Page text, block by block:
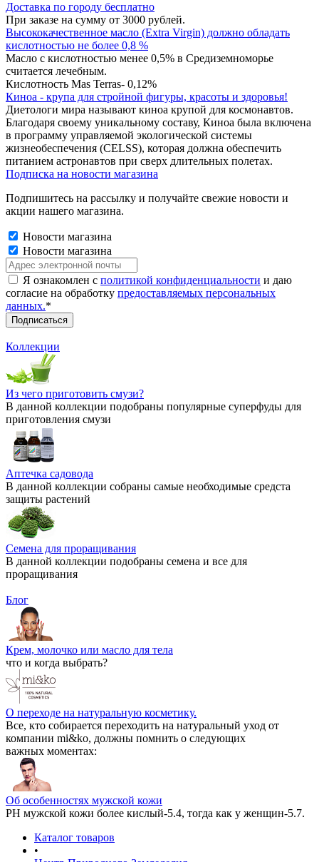
Доставка по городу бесплатно
При заказе на сумму от 3000 рублей.
Высококачественное масло (Extra Virgin) должно обладать
кислотностью не более 0,8 %
Масло с кислотностью менее 0,5% в Средиземноморье
считается лечебным.
Кислотность Mas Terras- 0,12%
Киноа - крупа для стройной фигуры, красоты и здоровья!
Диетологи мира называют киноа крупой для космонавтов.
Благодаря своему уникальному составу, Киноа была включена
в программу управляемой экологической системы
жизнеобеспечения (CELSS), которая должна обеспечить
питанием астронавтов при сверх длительных полетах.
Подписка на новости магазина
Подпишитесь на рассылку и получайте свежие новости и
акции нашего магазина.
Новости магазина
Новости магазина
Я ознакомлен с политикой конфиденциальности и даю
согласие на обработку предоставляемых персональных
данных.*
Коллекции
Из чего приготовить смузи?
В данной коллекции подобраны популярные суперфуды для
приготовления смузи
Аптечка садовода
В данной коллекции собраны самые необходимые средста
защиты растений
Семена для проращивания
В данной коллекции подобраны семена и все для
проращивания
Блог
Крем, молочко или масло для тела
что и когда выбрать?
О переходе на натуральную косметику.
Все, кто собирается переходить на натуральный уход от
компании mi&ko, должны помнить о следующих
важных моментах:
Об особенностях мужской кожи
РН мужской кожи более кислый-5.4, тогда как у женщин-5.7.
Каталог товаров
•